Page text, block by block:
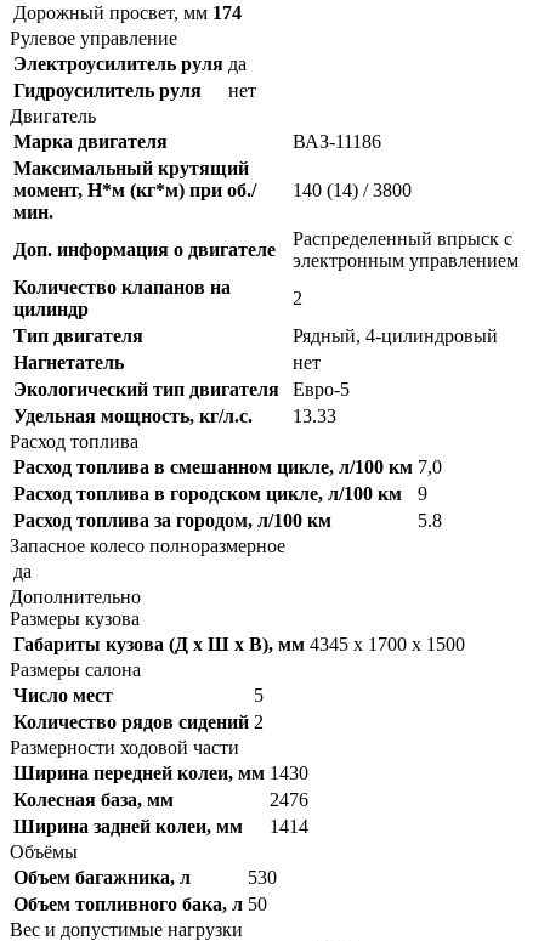
Дорожный просвет, мм 174
Рулевое управление
Электроусилитель руля да
Гидроусилитель руля
нет
Двигатель
Марка двигателя
ВАЗ-11186
Максимальный крутящий
момент, Н*м (кг*м) при об./
мин.
140 (14) / 3800
Доп. информация о двигателе
Распределенный впрыск с
электронным управлением
Количество клапанов на
цилиндр
2
Тип двигателя
Рядный, 4-цилиндровый
Нагнетатель
нет
Экологический тип двигателя
Евро-5
Удельная мощность, кг/л.с.
13.33
Расход топлива
Расход топлива в смешанном цикле, л/100 км 7,0
Расход топлива в городском цикле, л/100 км
9
Расход топлива за городом, л/100 км
5.8
Запасное колесо полноразмерное
да
Дополнительно
Размеры кузова
Габариты кузова (Д x Ш x В), мм 4345 x 1700 x 1500
Размеры салона
Число мест
5
Количество рядов сидений 2
Размерности ходовой части
Ширина передней колеи, мм 1430
Колесная база, мм
2476
Ширина задней колеи, мм
1414
Объёмы
Объем багажника, л
530
Объем топливного бака, л 50
Вес и допустимые нагрузки